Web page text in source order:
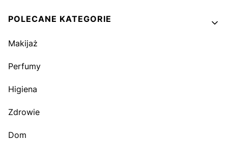
POLECANE KATEGORIE
Makijaż
Perfumy
Higiena
Zdrowie
Dom